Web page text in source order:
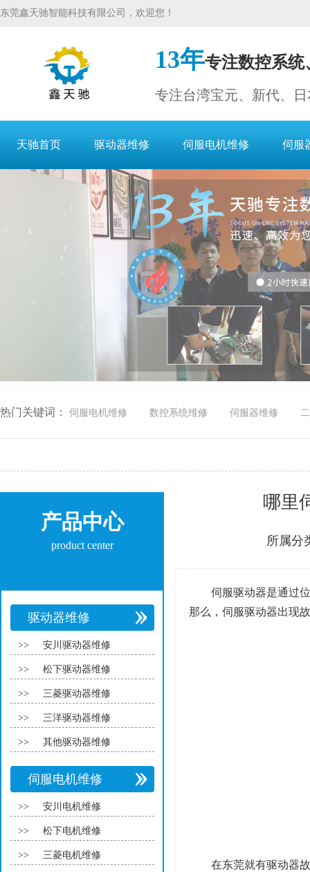
东莞鑫天驰智能科技有限公司，欢迎您！
13年专注数控系统
专注台湾宝元、新代、
天驰首页 驱动器维修 伺服电机维修 伺服
热门关键词： 伺服电机维修 数控系统维修 伺服器维修
产品中心
product center
驱动器维修
>> 安川驱动器维修
>> 松下驱动器维修
>> 三菱驱动器维修
>> 三洋驱动器维修
>> 其他驱动器维修
伺服电机维修
>> 安川电机维修
>> 松下电机维修
>> 三菱电机维修
哪里
所属分
伺服驱动器是通过
那么，伺服驱动器出现
在东莞就有驱动器